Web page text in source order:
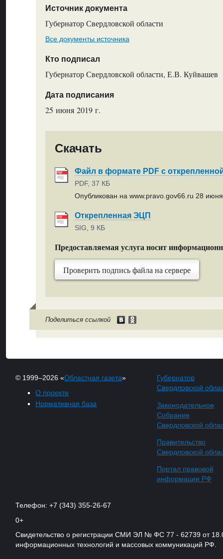
Источник документа
Губернатор Свердловской области
Все документы источника
Кто подписал
Губернатор Свердловской области, Е.В. Куйвашев
Дата подписания
25 июня 2019 г.
Скачать
Файл в формате PDF с
PDF, 37 КБ
Опубликован на www.pravo.gov66.ru 28 июня
Открепленная ЭЦП
SIG, 9 КБ
Предоставляемая услуга носит
Проверить подпись файла на сервере
Поделиться ссылкой
© 1999–2026 «Областная газета»
О проекте
Нормативная база
Губернатор
Свердловской
Законодательное
Собрание
Свердловской
Правительство
Свердловской
Портал правовой
информации РФ
Телефон: +7 (343) 355-26-67
0+
Свидетельство о регистрации СМИ ЭЛ № ФС 77 - 62739 от
информационных технологий и массовых коммуникаций РФ.